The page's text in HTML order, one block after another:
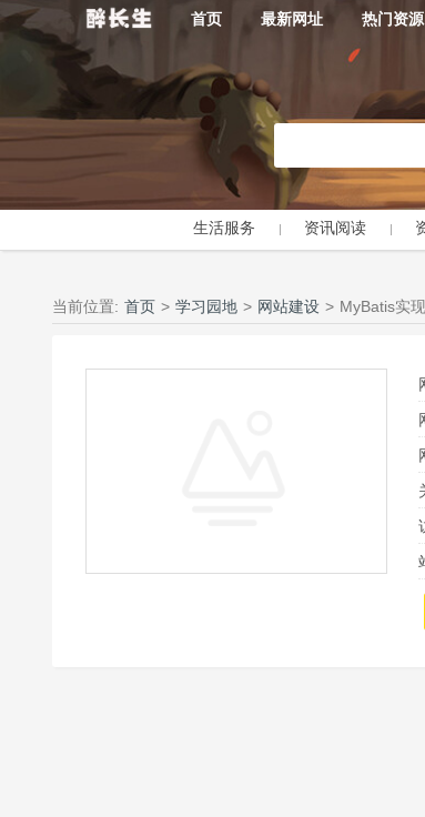
首页 最新网址 热门资源
生活服务 资讯阅读
当前位置: 首页 > 学习园地 > 网站建设 > MyBatis实